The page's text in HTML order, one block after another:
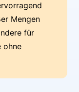
Mengen
für
ohne